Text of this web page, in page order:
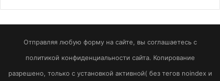
Отправляя любую форму на сайте, вы соглашаетесь с
политикой конфиденциальности сайта. Копирование
разрешено, только с установкой активной( без тегов noindex и